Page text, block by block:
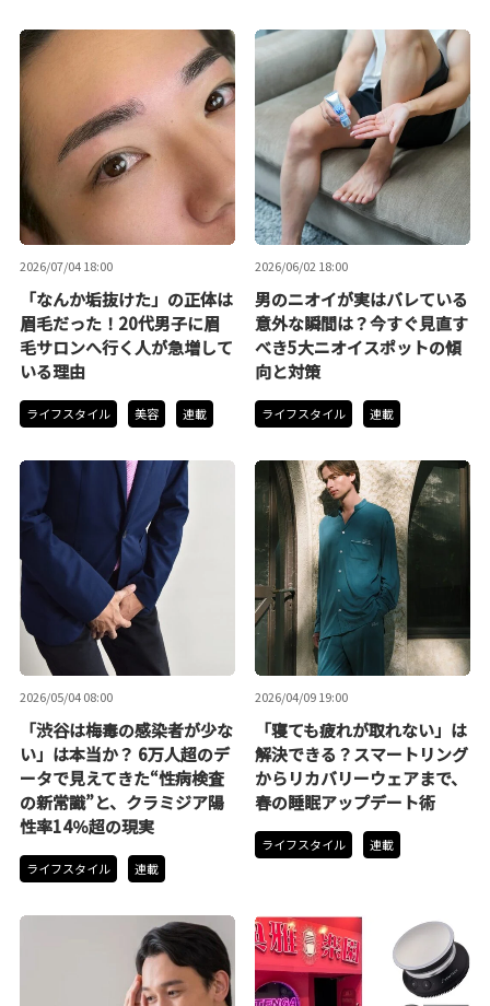
2026/07/04 18:00
「なんか垢抜けた」の正体は
眉毛だった！20代男子に眉
毛サロンへ行く人が急増して
いる理由
ライフスタイル 美容 連載
2026/06/02 18:00
男のニオイが実はバレている
意外な瞬間は？今すぐ見直す
べき5大ニオイスポットの傾
向と対策
ライフスタイル 連載
2026/05/04 08:00
「渋谷は梅毒の感染者が少な
い」は本当か？ 6万人超のデ
ータで見えてきた“性病検査
の新常識”と、クラミジア陽
性率14％超の現実
ライフスタイル 連載
2026/04/09 19:00
「寝ても疲れが取れない」は
解決できる？スマートリング
からリカバリーウェアまで、
春の睡眠アップデート術
ライフスタイル 連載